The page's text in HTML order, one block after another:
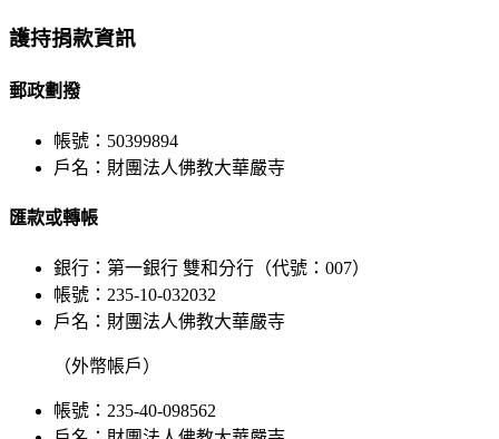
Bar
Area
護持捐款資訊
郵政劃撥
帳號：50399894
戶名：財團法人佛教大華嚴寺
匯款或轉帳
銀行：第一銀行 雙和分行（代號：007）
帳號：235-10-032032
戶名：財團法人佛教大華嚴寺
（外幣帳戶）
帳號：235-40-098562